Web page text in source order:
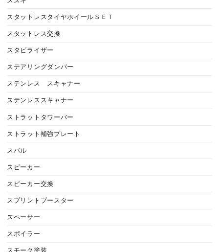
スタットレスタイヤホイールＳＥＴ
スタットレス交換
スタビライザー
ステアリングダンパー
ステンレス スキャナー
ステンレススキャナー
ストラットタワーバー
ストラット補強プレート
スバル
スピーカー
スピーカー交換
スプリントブースター
スペーサー
スポイラー